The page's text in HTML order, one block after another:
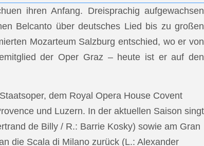
ihren Anfang. Dreisprachig aufgewachsen
Belcanto über deutsches Lied bis zu großen
Mozarteum Salzburg entschied, wo er von
der Oper Graz – heute ist er auf den
dem Royal Opera House Covent
und Luzern. In der aktuellen Saison singt
de Billy / R.: Barrie Kosky) sowie am Gran
die Scala di Milano zurück (L.: Alexander